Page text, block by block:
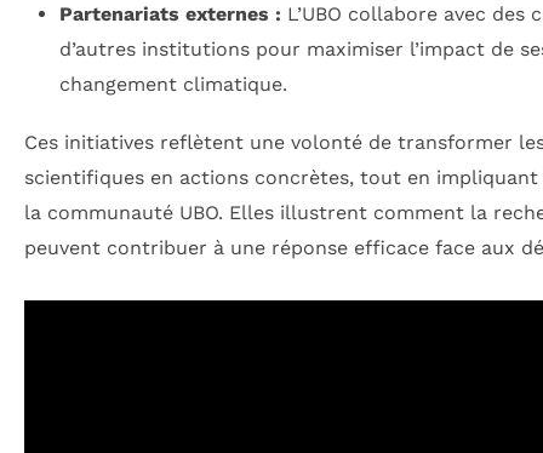
Partenariats externes : L’UBO collabore avec
d’autres institutions pour maximiser l’impact de
changement climatique.
Ces initiatives reflètent une volonté de transformer
scientifiques en actions concrètes, tout en impliquant
la communauté UBO. Elles illustrent comment la
peuvent contribuer à une réponse efficace face aux